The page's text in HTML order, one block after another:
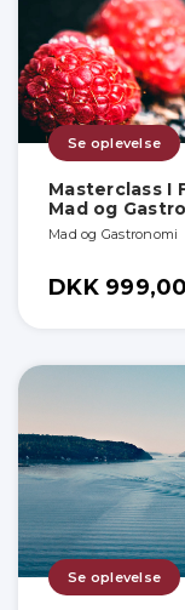
Se oplevelse
Masterclass I
Mad og
Mad og Gastronomi
DKK 999,00
Se oplevelse